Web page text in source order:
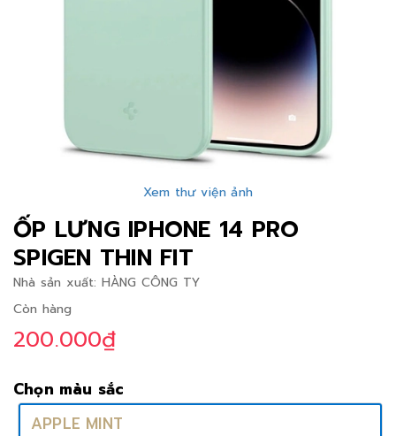
Xem thư viện ảnh
ỐP LƯNG IPHONE 14 PRO
SPIGEN THIN FIT
Nhà sản xuất: HÀNG CÔNG TY
Còn hàng
200.000₫
Chọn màu sắc
APPLE MINT